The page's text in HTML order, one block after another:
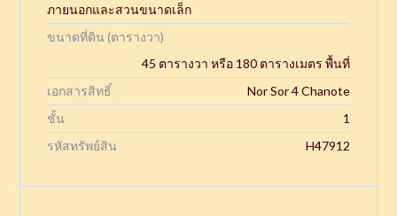
ภายนอกและสวนขนาดเล็ก
ขนาดที่ดิน (ตารางวา)
45 ตารางวา หรือ 180 ตารางเมตร พื้นที่
เอกสารสิทธิ์
Nor Sor 4 Chanote
ชั้น
1
รหัสทรัพย์สิน
H47912